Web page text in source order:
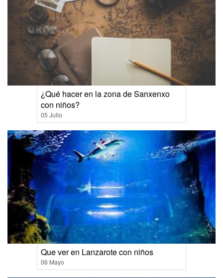
¿Qué hacer en la zona de Sanxenxo
con niños?
05 Julio
Que ver en Lanzarote con niños
06 Mayo